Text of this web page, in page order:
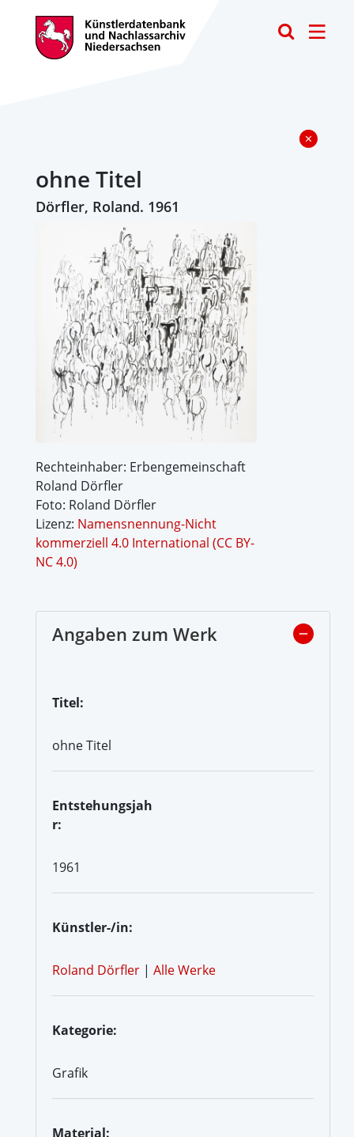
ohne Titel
Dörfler, Roland. 1961
Rechteinhaber: Erbengemeinschaft
Roland Dörfler
Foto: Roland Dörfler
Lizenz: Namensnennung-Nicht
kommerziell 4.0 International (CC BY-
NC 4.0)
Angaben zum Werk
Titel:
ohne Titel
Entstehungsjah
r:
1961
Künstler-/in:
Roland Dörfler | Alle Werke
Kategorie:
Grafik
Material: